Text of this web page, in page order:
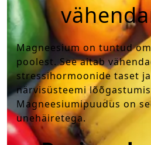
Magneesium on tuntud
poolest. See aitab
stressihormoonide taset
närvisüsteemi
Magneesiumipuudus on
unehäiretega.